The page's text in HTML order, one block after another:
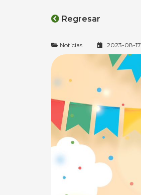
Regresar
Noticias 2023-08-17